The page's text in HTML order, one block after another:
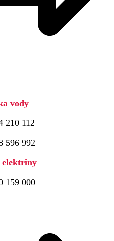
vody
210 112
596 992
elektriny
159 000